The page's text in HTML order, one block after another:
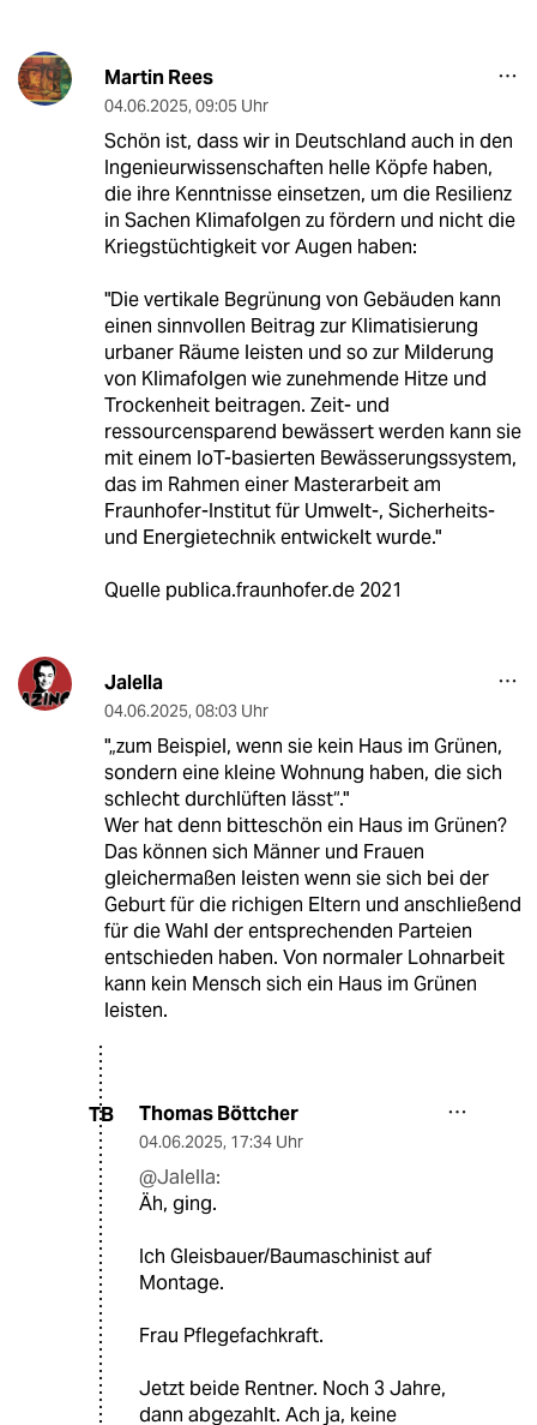
Martin Rees
04.06.2025, 09:05 Uhr
Schön ist, dass wir in Deutschland auch in den
Ingenieurwissenschaften helle Köpfe haben,
die ihre Kenntnisse einsetzen, um die Resilienz
in Sachen Klimafolgen zu fördern und nicht die
Kriegstüchtigkeit vor Augen haben:
"Die vertikale Begrünung von Gebäuden kann
einen sinnvollen Beitrag zur Klimatisierung
urbaner Räume leisten und so zur Milderung
von Klimafolgen wie zunehmende Hitze und
Trockenheit beitragen. Zeit- und
ressourcensparend bewässert werden kann sie
mit einem IoT-basierten Bewässerungssystem,
das im Rahmen einer Masterarbeit am
Fraunhofer-Institut für Umwelt-, Sicherheits-
und Energietechnik entwickelt wurde."
Quelle publica.fraunhofer.de 2021
Jalella
04.06.2025, 08:03 Uhr
"„zum Beispiel, wenn sie kein Haus im Grünen,
sondern eine kleine Wohnung haben, die sich
schlecht durchlüften lässt“."
Wer hat denn bitteschön ein Haus im Grünen?
Das können sich Männer und Frauen
gleichermaßen leisten wenn sie sich bei der
Geburt für die richigen Eltern und anschließend
für die Wahl der entsprechenden Parteien
entschieden haben. Von normaler Lohnarbeit
kann kein Mensch sich ein Haus im Grünen
leisten.
TB Thomas Böttcher
04.06.2025, 17:34 Uhr
@Jalella:
Äh, ging.
Ich Gleisbauer/Baumaschinist auf
Montage.
Frau Pflegefachkraft.
Jetzt beide Rentner. Noch 3 Jahre,
dann abgezahlt. Ach ja, keine